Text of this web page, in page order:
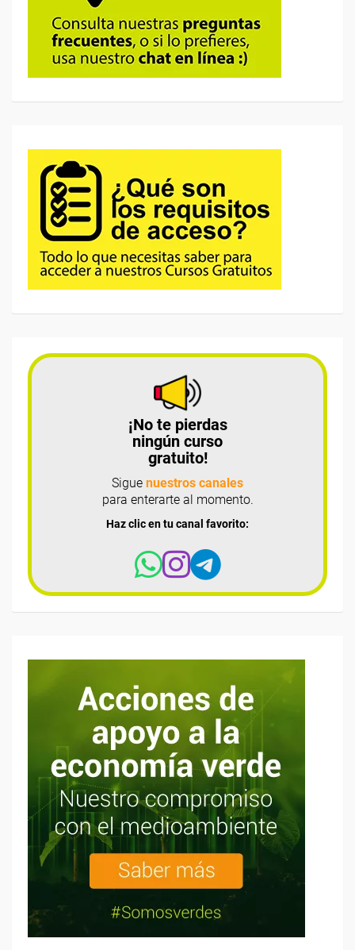
¡No te pierdas
ningún curso
gratuito!
Sigue nuestros canales
para enterarte al momento.
Haz clic en tu canal favorito: